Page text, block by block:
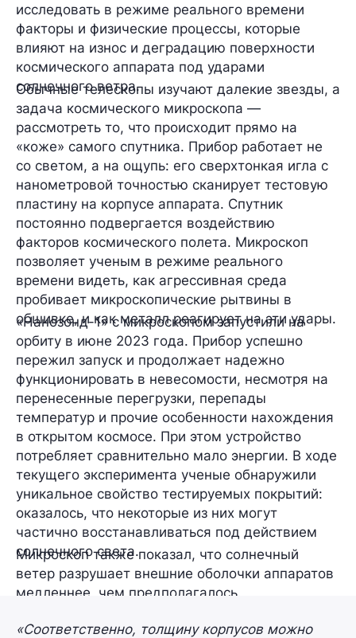
исследовать в режиме реального времени
факторы и физические процессы, которые
влияют на износ и деградацию поверхности
космического аппарата под ударами
солнечного ветра.
Обычные телескопы изучают далекие звезды, а
задача космического микроскопа —
рассмотреть то, что происходит прямо на
«коже» самого спутника. Прибор работает не
со светом, а на ощупь: его сверхтонкая игла с
нанометровой точностью сканирует тестовую
пластину на корпусе аппарата. Спутник
постоянно подвергается воздействию
факторов космического полета. Микроскоп
позволяет ученым в режиме реального
времени видеть, как агрессивная среда
пробивает микроскопические рытвины в
обшивке, и как металл реагирует на эти удары.
«Нанозонд-1» с микроскопом запустили на
орбиту в июне 2023 года. Прибор успешно
пережил запуск и продолжает надежно
функционировать в невесомости, несмотря на
перенесенные перегрузки, перепады
температур и прочие особенности нахождения
в открытом космосе. При этом устройство
потребляет сравнительно мало энергии. В ходе
текущего эксперимента ученые обнаружили
уникальное свойство тестируемых покрытий:
оказалось, что некоторые из них могут
частично восстанавливаться под действием
солнечного света.
Микроскоп также показал, что солнечный
ветер разрушает внешние оболочки аппаратов
медленнее, чем предполагалось.
«Соответственно, толщину корпусов можно